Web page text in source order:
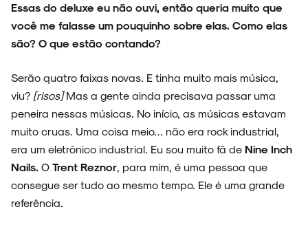
Essas do deluxe eu não ouvi, então queria muito que
você me falasse um pouquinho sobre elas. Como elas
são? O que estão contando?
Serão quatro faixas novas. E tinha muito mais música,
viu? [risos]Mas a gente ainda precisava passar uma
peneira nessas músicas. No início, as músicas estavam
muito cruas. Uma coisa meio… não era rock industrial,
era um eletrônico industrial. Eu sou muito fã de Nine Inch
Nails. O Trent Reznor , para mim, é uma pessoa que
consegue ser tudo ao mesmo tempo. Ele é uma grande
referência.